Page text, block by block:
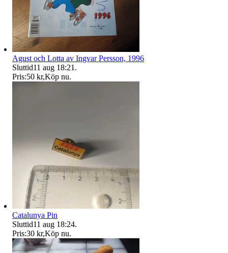
Agust och Lotta av Ingvar Persson, 1996
Sluttid11 aug 18:21 .
Pris:50 kr,Köp nu.
Catalunya Pin
Sluttid11 aug 18:24.
Pris:30 kr,Köp nu.